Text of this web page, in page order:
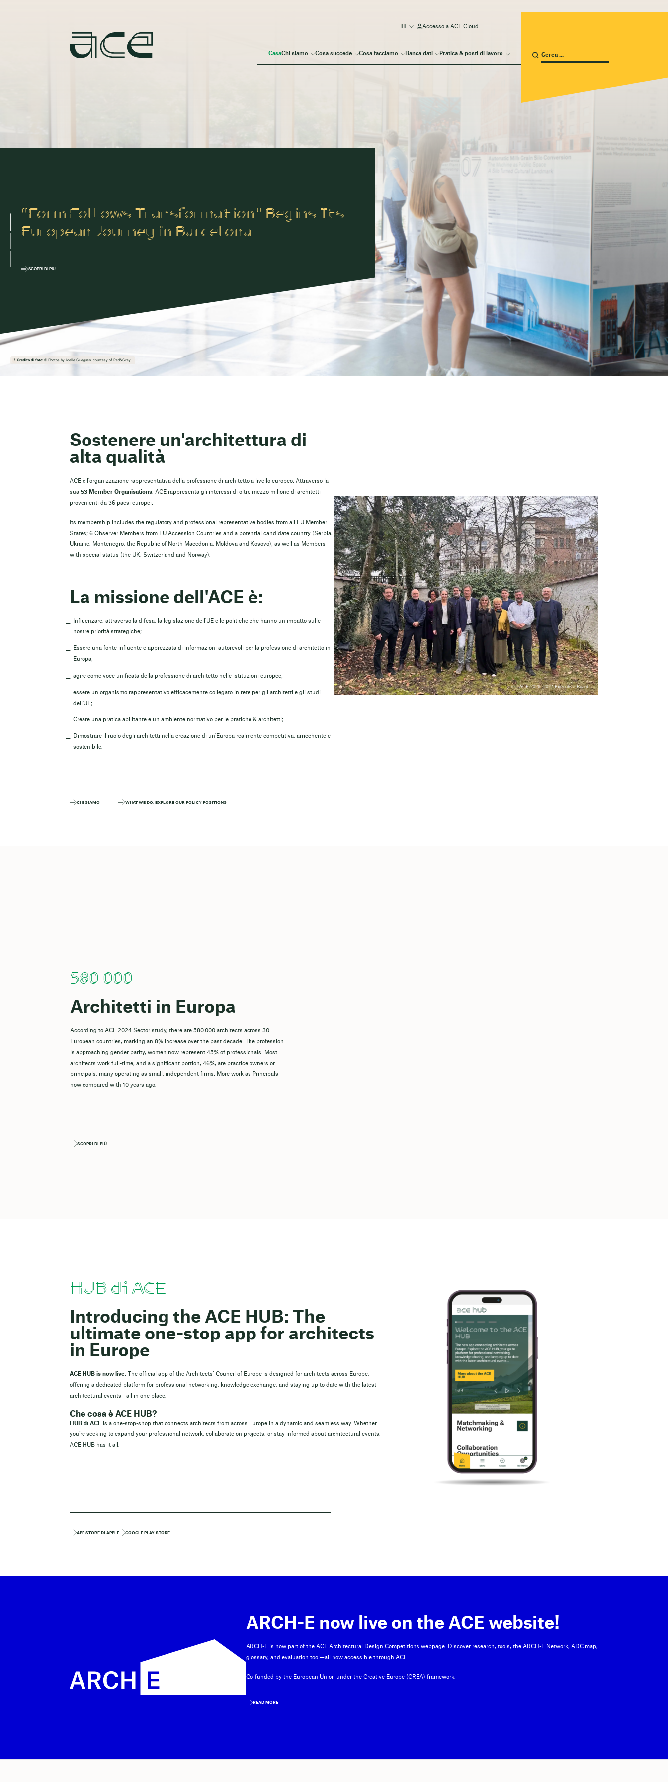
CasaChi siamo Cosa succede Cosa facciamo Banca dati Pratica & posti di lavoro
Accesso a ACE Cloud
Credito di foto:© Photos by Joelle Gueguen, courtesy of Red&Grey.
“Form Follows Transformation” Begins Its
European Journey in Barcelona
SCOPRI DI PIÙ
Sostenere un'architettura di
alta qualità
ACE è l'organizzazione rappresentativa della professione di architetto a livello europeo. Attraverso la
sua 53 Member Organisations, ACE rappresenta gli interessi di oltre mezzo milione di architetti
provenienti da 36 paesi europei.
Its membership includes the regulatory and professional representative bodies from all EU Member
States; 6 Observer Members from EU Accession Countries and a potential candidate country (Serbia,
Ukraine, Montenegro, the Republic of North Macedonia, Moldova and Kosovo); as well as Members
with special status (the UK, Switzerland and Norway).
La missione dell'ACE è:
Influenzare, attraverso la difesa, la legislazione dell'UE e le politiche che hanno un impatto sulle
nostre priorità strategiche;
Essere una fonte influente e apprezzata di informazioni autorevoli per la professione di architetto in
Europa;
agire come voce unificata della professione di architetto nelle istituzioni europee;
essere un organismo rappresentativo efficacemente collegato in rete per gli architetti e gli studi
dell'UE;
Creare una pratica abilitante e un ambiente normativo per le pratiche & architetti;
Dimostrare il ruolo degli architetti nella creazione di un'Europa realmente competitiva, arricchente e
sostenibile.
ACE 2026- 2027 Executive Board
CHI SIAMO WHAT WE DO: EXPLORE OUR POLICY POSITIONS
580 000
Architetti in Europa
According to ACE 2024 Sector study, there are 580 000 architects across 30
European countries, marking an 8% increase over the past decade. The profession
is approaching gender parity, women now represent 45% of professionals. Most
architects work full-time, and a significant portion, 46%, are practice owners or
principals, many operating as small, independent firms. More work as Principals
now compared with 10 years ago.
SCOPRI DI PIÙ
HUB di ACE
Introducing the ACE HUB: The
ultimate one-stop app for architects
in Europe
ACE HUB is now live. The official app of the Architects’ Council of Europe is designed for architects across Europe,
offering a dedicated platform for professional networking, knowledge exchange, and staying up to date with the latest
architectural events—all in one place.
Che cosa è ACE HUB?
HUB di ACE is a one-stop-shop that connects architects from across Europe in a dynamic and seamless way. Whether
you’re seeking to expand your professional network, collaborate on projects, or stay informed about architectural events,
ACE HUB has it all.
APP STORE DI APPLE GOOGLE PLAY STORE
ARCH-E now live on the ACE website!
ARCH-E is now part of the ACE Architectural Design Competitions webpage. Discover research, tools, the ARCH-E Network, ADC map,
glossary, and evaluation tool—all now accessible through ACE.
Co-funded by the European Union under the Creative Europe (CREA) framework.
READ MORE